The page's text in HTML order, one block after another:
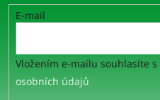
E-mail
Vložením e-mailu souhlasíte s
osobních údajů